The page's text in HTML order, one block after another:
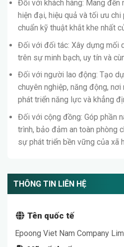
Đối với khách hàng: Mang đến
hiện đại, hiệu quả và tối ưu
chuẩn kỹ thuật khắt khe nhất
Đối với đối tác: Xây dựng mối
trên sự minh bạch, uy tín và
Đối với người lao động: Tạo
chuyên nghiệp, năng động,
phát triển năng lực và khẳng
Đối với cộng đồng: Góp phần
trình, bảo đảm an toàn phòng
sự phát triển bền vững của xã
THÔNG TIN LIÊN HỆ
Tên quốc tế
Epoong Viet Nam Company